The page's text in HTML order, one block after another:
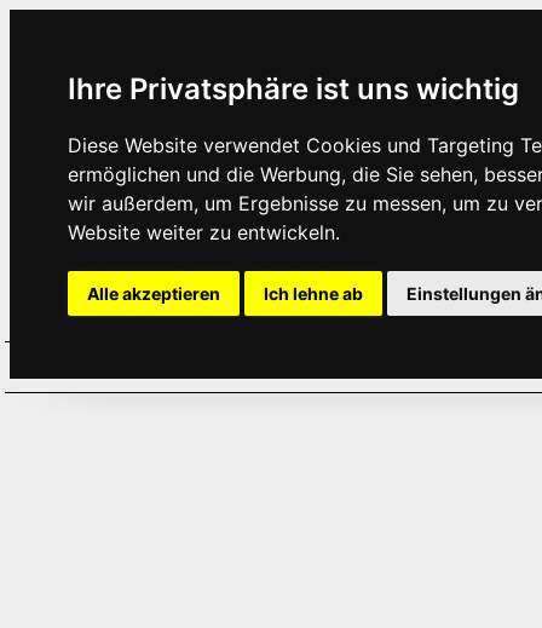
Ihre Privatsphäre ist uns wichtig
Diese Website verwendet Cookies und Targeting
ermöglichen und die Werbung, die Sie sehen,
wir außerdem, um Ergebnisse zu messen, um zu
Website weiter zu entwickeln.
Alle akzeptieren Ich lehne ab Einstellungen